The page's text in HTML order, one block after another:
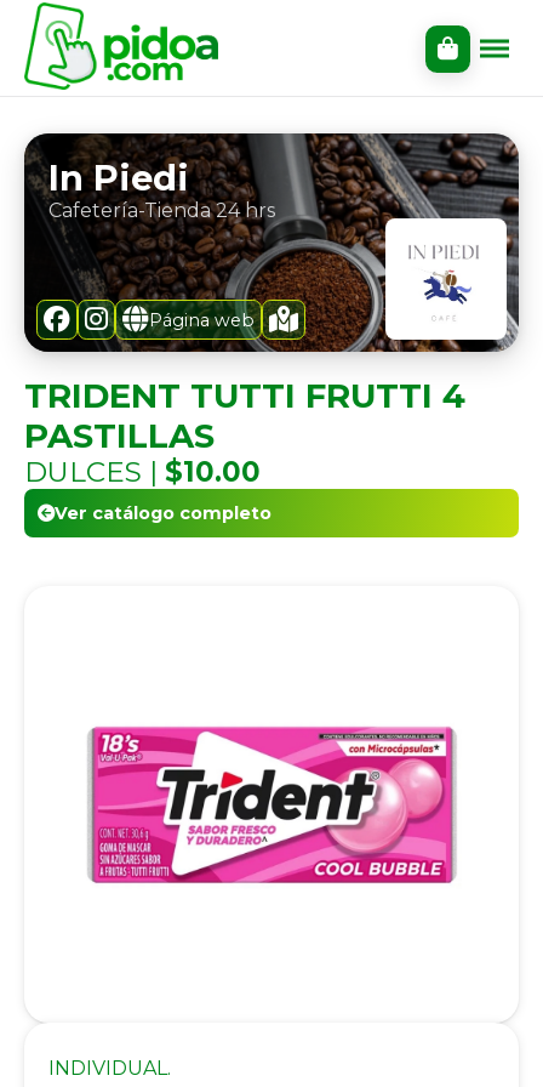
In Piedi
Cafetería-Tienda 24 hrs
Página web
TRIDENT TUTTI FRUTTI 4
PASTILLAS
DULCES | $10.00
Ver catálogo completo
INDIVIDUAL.